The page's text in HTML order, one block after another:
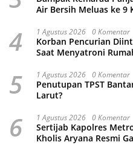
Air Bersih Meluas ke 9
4 1 Agustus 2026 0 Komentar
Korban Pencurian
Saat Menyatroni
5 1 Agustus 2026 0 Komentar
Penutupan TPST
Larut?
6 1 Agustus 2026 0 Komentar
Sertijab Kapolres
Kholis Aryana Resmi